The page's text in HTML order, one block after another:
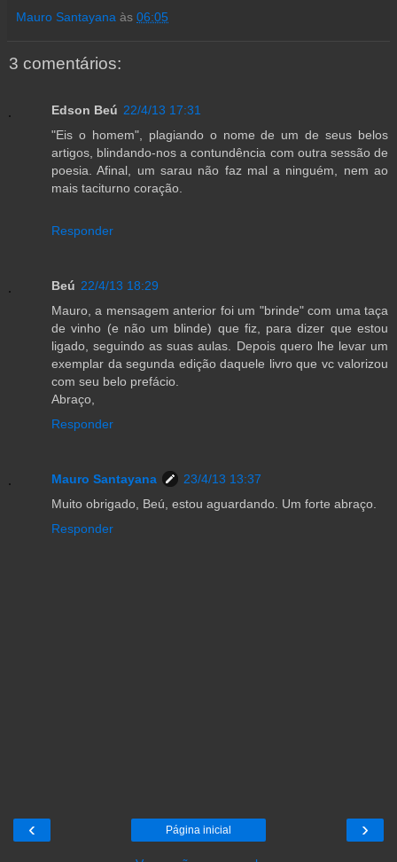
Mauro Santayana às 06:05
3 comentários:
Edson Beú 22/4/13 17:31
"Eis o homem", plagiando o nome de um de seus belos
artigos, blindando-nos a contundência com outra sessão de
poesia. Afinal, um sarau não faz mal a ninguém, nem ao
mais taciturno coração.
Responder
Beú 22/4/13 18:29
Mauro, a mensagem anterior foi um "brinde" com uma taça
de vinho (e não um blinde) que fiz, para dizer que estou
ligado, seguindo as suas aulas. Depois quero lhe levar um
exemplar da segunda edição daquele livro que vc valorizou
com seu belo prefácio.
Abraço,
Responder
Mauro Santayana
23/4/13 13:37
Muito obrigado, Beú, estou aguardando. Um forte abraço.
Responder
‹ ›
Página inicial